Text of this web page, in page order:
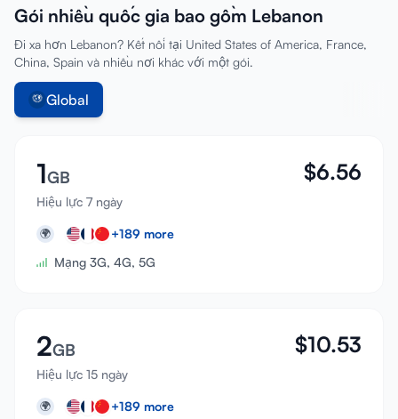
Đăng ký
Gói nhiều quốc gia bao gồm Lebanon
Đi xa hơn Lebanon? Kết nối tại United States of America, France,
China, Spain và nhiều nơi khác với một gói.
Global
1GB
Hiệu lực 7 ngày
$6.56
🌍 +189 more
Mạng 3G, 4G, 5G
2GB
Hiệu lực 15 ngày
$10.53
🌍 +189 more